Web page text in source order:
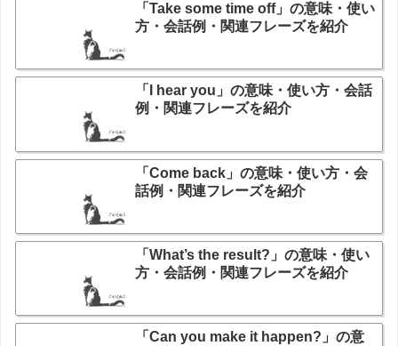
「Take some time off」の意味・使い
方・会話例・関連フレーズを紹介
「I hear you」の意味・使い方・会話
例・関連フレーズを紹介
「Come back」の意味・使い方・会
話例・関連フレーズを紹介
「What’s the result?」の意味・使い
方・会話例・関連フレーズを紹介
「Can you make it happen?」の意